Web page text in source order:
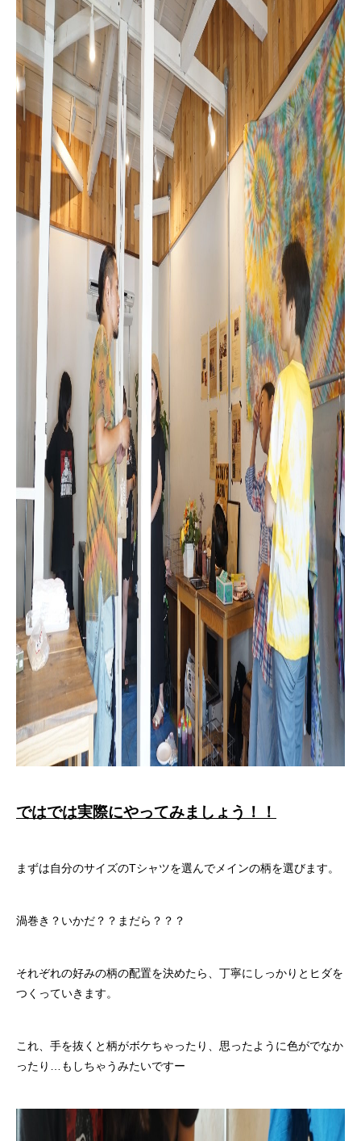
ではでは実際にやってみましょう！！
まずは自分のサイズのTシャツを選んでメインの柄を選びます。
渦巻き？いかだ？？まだら？？？
それぞれの好みの柄の配置を決めたら、丁寧にしっかりとヒダを
つくっていきます。
これ、手を抜くと柄がボケちゃったり、思ったように色がでなか
ったり…もしちゃうみたいですー